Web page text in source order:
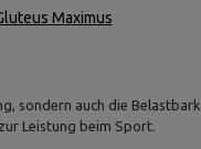
Maximus
sondern auch die
Leistung beim Sport.